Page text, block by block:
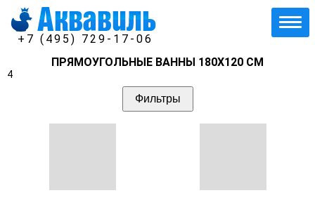
+7 (495) 729-17-06
ПРЯМОУГОЛЬНЫЕ ВАННЫ 180Х120 СМ
4
Фильтры